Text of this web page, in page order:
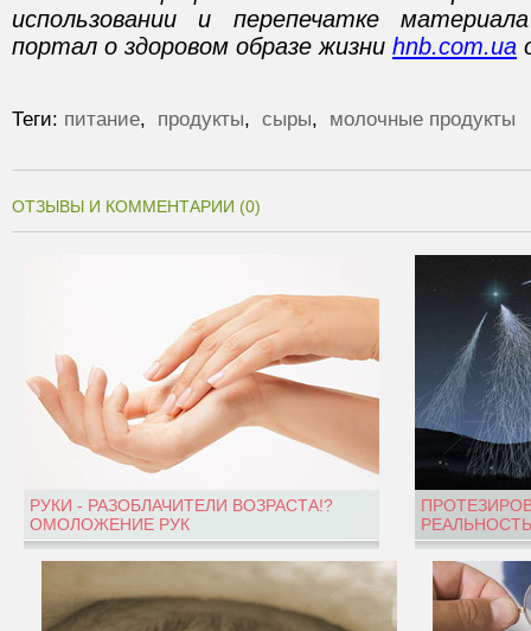
использовании и перепечатке
портал о здоровом образе жизни hnb.com.ua
Теги: питание, продукты, сыры, молочные продукты
ОТЗЫВЫ И КОММЕНТАРИИ (0)
РУКИ - РАЗОБЛАЧИТЕЛИ ВОЗРАСТА!?
ОМОЛОЖЕНИЕ РУК